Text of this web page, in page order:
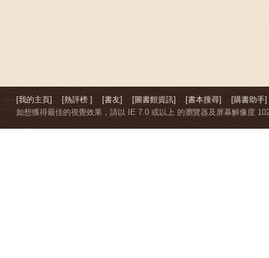
[我的主頁] [熱評榜 ] [書友] [圖書館資訊] [書本搜尋]
[購書助手]
如想獲得最佳的視覺效果，請以 IE 7.0 或以上 的瀏覽器及屏幕解像度